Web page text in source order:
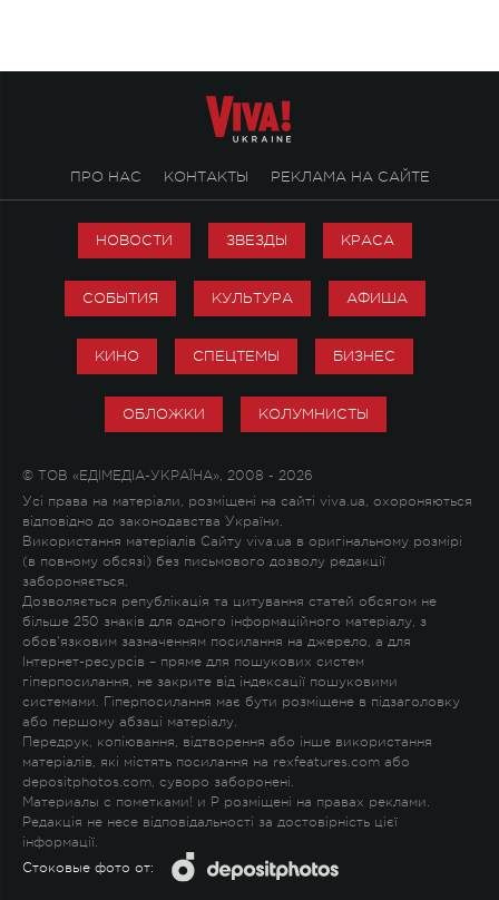
ПРО НАС КОНТАКТЫ РЕКЛАМА НА САЙТЕ
НОВОСТИ ЗВЕЗДЫ КРАСА
СОБЫТИЯ КУЛЬТУРА АФИША
КИНО СПЕЦТЕМЫ БИЗНЕС
ОБЛОЖКИ КОЛУМНИСТЫ
© ТОВ «ЕДІМЕДІА-УКРАЇНА», 2008 - 2026
Усі права на матеріали, розміщені на сайті viva.ua, охороняються
відповідно до законодавства України.
Використання матеріалів Сайту viva.ua в оригінальному розмірі
(в повному обсязі) без письмового дозволу редакції
забороняється.
Дозволяється републікація та цитування статей обсягом не
більше 250 знаків для одного інформаційного матеріалу, з
обов'язковим зазначенням посилання на джерело, а для
Інтернет-ресурсів – пряме для пошукових систем
гіперпосилання, не закрите від індексації пошуковими
системами. Гіперпосилання має бути розміщене в підзаголовку
або першому абзаці матеріалу.
Передрук, копіювання, відтворення або інше використання
матеріалів, які містять посилання на rexfeatures.com або
depositphotos.com, суворо заборонені.
Материалы с пометками! и P розміщені на правах реклами.
Редакція не несе відповідальності за достовірність цієї
інформації.
Стоковые фото от: